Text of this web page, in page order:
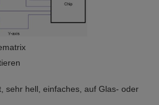
sehr hell, einfaches, auf Glas- oder